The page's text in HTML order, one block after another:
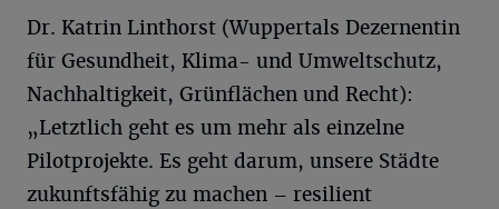
Dr. Katrin Linthorst (Wuppertals Dezernentin
für Gesundheit, Klima- und Umweltschutz,
Nachhaltigkeit, Grünflächen und Recht):
„Letztlich geht es um mehr als einzelne
Pilotprojekte. Es geht darum, unsere Städte
zukunftsfähig zu machen – resilient